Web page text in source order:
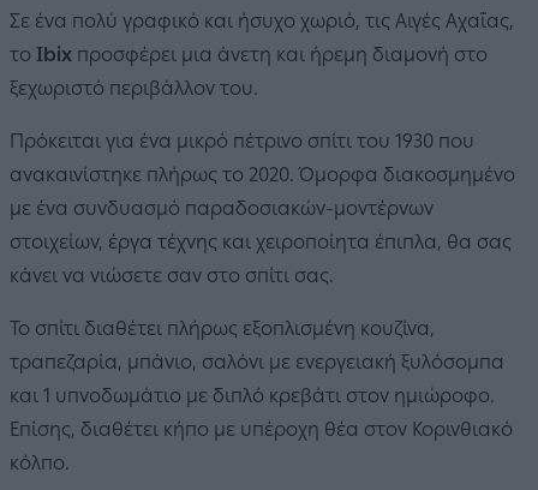
Σε ένα πολύ γραφικό και ήσυχο χωριό, τις Αιγές Αχαΐας,
το Ibix προσφέρει μια άνετη και ήρεμη διαμονή στο
ξεχωριστό περιβάλλον του.
Πρόκειται για ένα μικρό πέτρινο σπίτι του 1930 που
ανακαινίστηκε πλήρως το 2020. Όμορφα διακοσμημένο
με ένα συνδυασμό παραδοσιακών-μοντέρνων
στοιχείων, έργα τέχνης και χειροποίητα έπιπλα, θα σας
κάνει να νιώσετε σαν στο σπίτι σας.
Το σπίτι διαθέτει πλήρως εξοπλισμένη κουζίνα,
τραπεζαρία, μπάνιο, σαλόνι με ενεργειακή ξυλόσομπα
και 1 υπνοδωμάτιο με διπλό κρεβάτι στον ημιώροφο.
Επίσης, διαθέτει κήπο με υπέροχη θέα στον Κορινθιακό
κόλπο.